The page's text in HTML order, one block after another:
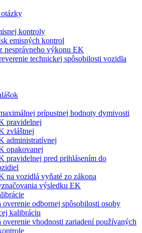
kontroly
emisných kontrol
nesprávneho výkonu EK
technickej spôsobilosti vozidla
prípustnej hodnoty dymivosti
pravidelnej
zvláštnej
administratívnej
opakovanej
pravidelnej pred prihlásením do
na vozidlá vyňaté zo zákona
výsledku EK
overenie odbornej spôsobilosti osoby
kalibráciu
overenie vhodnosti zariadení používaných